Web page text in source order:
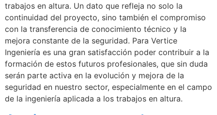
trabajos en altura. Un dato que refleja no solo la
continuidad del proyecto, sino también el compromiso
con la transferencia de conocimiento técnico y la
mejora constante de la seguridad. Para Vertice
Ingeniería es una gran satisfacción poder contribuir a la
formación de estos futuros profesionales, que sin duda
serán parte activa en la evolución y mejora de la
seguridad en nuestro sector, especialmente en el campo
de la ingeniería aplicada a los trabajos en altura.